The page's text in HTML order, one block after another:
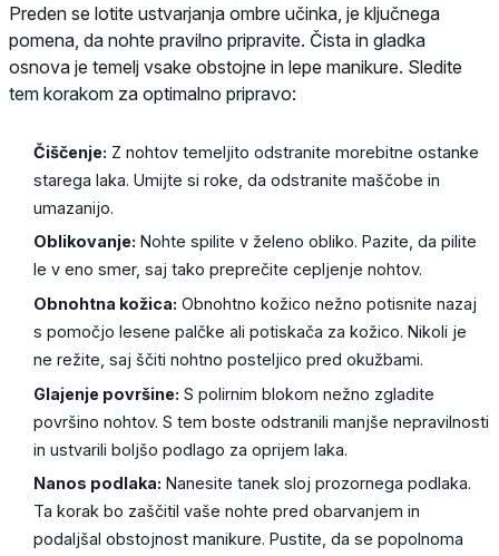
Preden se lotite ustvarjanja ombre učinka, je ključnega
pomena, da nohte pravilno pripravite. Čista in gladka
osnova je temelj vsake obstojne in lepe manikure. Sledite
tem korakom za optimalno pripravo:
Čiščenje: Z nohtov temeljito odstranite morebitne ostanke
starega laka. Umijte si roke, da odstranite maščobe in
umazanijo.
Oblikovanje: Nohte spilite v želeno obliko. Pazite, da pilite
le v eno smer, saj tako preprečite cepljenje nohtov.
Obnohtna kožica: Obnohtno kožico nežno potisnite nazaj
s pomočjo lesene palčke ali potiskača za kožico. Nikoli je
ne režite, saj ščiti nohtno posteljico pred okužbami.
Glajenje površine: S polirnim blokom nežno zgladite
površino nohtov. S tem boste odstranili manjše nepravilnosti
in ustvarili boljšo podlago za oprijem laka.
Nanos podlaka: Nanesite tanek sloj prozornega podlaka.
Ta korak bo zaščitil vaše nohte pred obarvanjem in
podaljšal obstojnost manikure. Pustite, da se popolnoma